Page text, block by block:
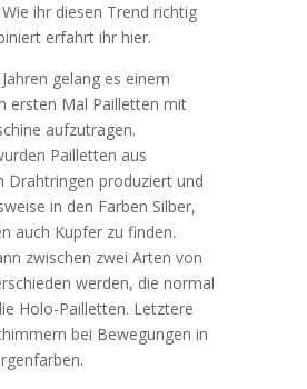
ihr diesen Trend richtig
erfahrt ihr hier.
gelang es einem
ersten Mal Pailletten mit
aufzutragen.
Pailletten aus
Drahtringen produziert und
in den Farben Silber,
auch Kupfer zu finden.
zwischen zwei Arten von
werden, die normal
Holo-Pailletten. Letztere
bei Bewegungen in